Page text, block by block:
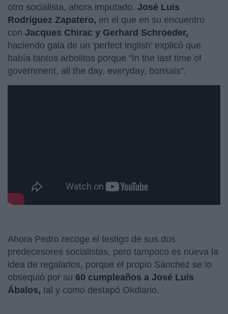
otro socialista, ahora imputado, José Luis
Rodríguez Zapatero, en el que en su encuentro
con Jacques Chirac y Gerhard Schroeder,
haciendo gala de un 'perfect inglish' explicó que
había tantos arbolitos porque "In the last time of
government, all the day, everyday, bonsais".
Ahora Pedro recoge el testigo de sus dos
predecesores socialistas, pero tampoco es nueva la
idea de regalarlos, porque el propio Sánchez se lo
obsequió por su 60 cumpleaños a José Luis
Ábalos, tal y como destapó Okdiario.